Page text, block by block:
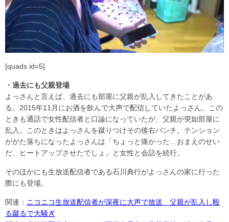
[quads id=5]
・過去にも父親登場
よっさんと言えば、過去にも部屋に父親が乱入してきたことがあ
る。2015年11月にお酒を飲んで大声で配信していたよっさん。この
ときも通話で女性配信者と口論になっていたが、父親が突如部屋に
乱入。このときはよっさんを蹴りつけその後右パンチ。テンション
ががた落ちになったよっさんは「ちょっと痛かった…おまえのせい
だ、ヒートアップさせたでしょ」と女性と会話を続行。
そのほかにも生放送配信者である石川典行がよっさんの家に行った
際にも登場。
関連： ニコニコ生放送配信者が深夜に大声で放送 父親が乱入し殴
る蹴るで大騒ぎ